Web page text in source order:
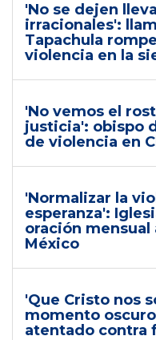
'No se dejen
irracionales':
Tapachula
violencia en la
'No vemos el
justicia': obispo
de violencia en
'Normalizar la
esperanza':
oración
México
'Que Cristo nos
momento
atentado contra